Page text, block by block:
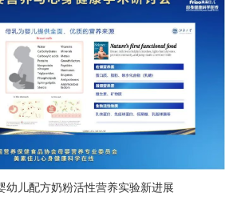
幼儿配方奶粉活性营养实验新进展